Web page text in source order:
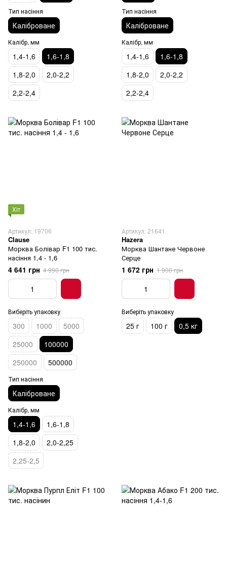
Тип насіння
Каліброване
Калібр, мм
1,4-1,6
1,6-1,8
1,8-2,0
2,0-2,2
2,2-2,4
Тип насіння
Каліброване
Калібр, мм
1,4-1,6
1,6-1,8
1,8-2,0
2,0-2,2
2,2-2,4
Хіт
Артикул: 19706
Clause
Морква Болівар F1 100 тис.
насіння 1,4 - 1,6
4 641 грн 4 990 грн
Виберіть упаковку
300 1000
5000
25000
100000
250000
500000
Тип насіння
Каліброване
Калібр, мм
1,4-1,6
1,6-1,8
1,8-2,0
2,0-2,25
2,25-2,5
Артикул: 21641
Hazera
Морква Шантане Червоне
Серце
1 672 грн 1 900 грн
Виберіть упаковку
25 г 100 г 0,5 кг